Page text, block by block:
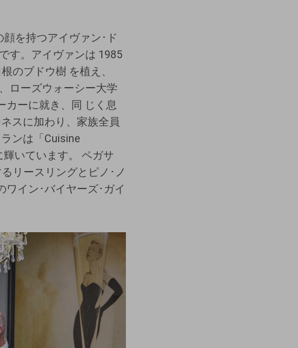
を持つアイヴァン･ド
す。アイヴァンは 1985
のブドウ樹 を植え、
ローズウォーシー⼤学
カーに就き、同 じく息
スに加わり、家族全員
ンは「Cuisine
いています。 ペガサ
リースリングとピノ･ノ
ワイン･バイヤーズ･ガイ